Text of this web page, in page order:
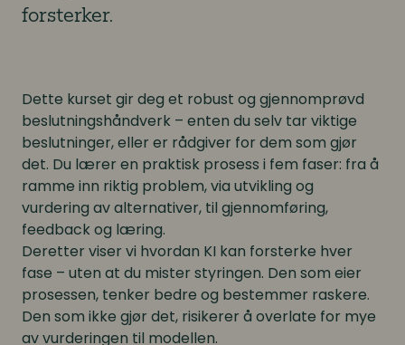
forsterker.
Dette kurset gir deg et robust og gjennomprøvd
beslutningshåndverk – enten du selv tar viktige
beslutninger, eller er rådgiver for dem som gjør
det. Du lærer en praktisk prosess i fem faser: fra å
ramme inn riktig problem, via utvikling og
vurdering av alternativer, til gjennomføring,
feedback og læring.
Deretter viser vi hvordan KI kan forsterke hver
fase – uten at du mister styringen. Den som eier
prosessen, tenker bedre og bestemmer raskere.
Den som ikke gjør det, risikerer å overlate for mye
av vurderingen til modellen.